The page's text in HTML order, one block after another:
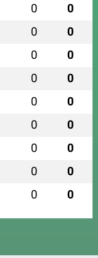
0 0
0 0
0 0
0 0
0 0
0 0
0 0
0 0
0 0